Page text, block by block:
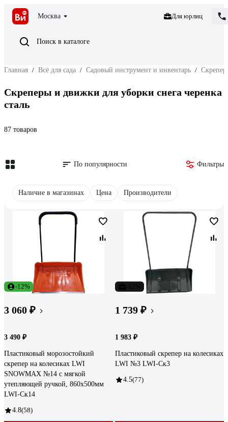
Москва Для юрлиц
Поиск в каталоге
Главная / Всё для сада / Садовый инструмент и инвентарь /
Скреперы и движки для уборки снега черенка
сталь
87 товаров
По популярности Фильтры
Наличие в магазинах Цена Производители
-12%
3 060 ₽
3 490 ₽
Пластиковый морозостойкий
скрепер на колесиках LWI
SNOWMAX №14 с мягкой
утепляющей ручкой, 860x500мм
LWI-Cк14
4.8(58)
1 739 ₽
1 983 ₽
Пластиковый скрепер на колесиках
LWI №3 LWI-Ск3
4.5(77)